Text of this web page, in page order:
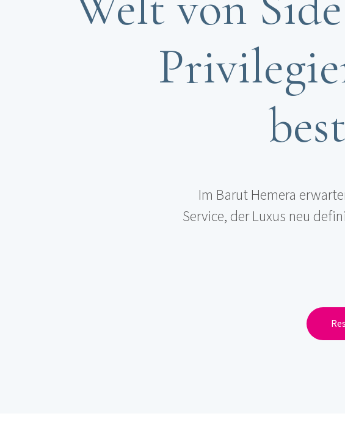
Im Barut Hemera
Service, der Luxus neu